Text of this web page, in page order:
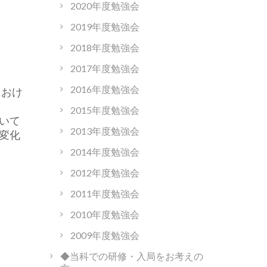
け
て
化
2020年度勉強会
2019年度勉強会
2018年度勉強会
2017年度勉強会
2016年度勉強会
2015年度勉強会
2013年度勉強会
2014年度勉強会
2012年度勉強会
2011年度勉強会
2010年度勉強会
2009年度勉強会
◆当科での研修・入局をお考えの